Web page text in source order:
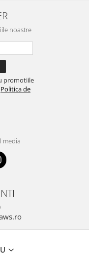
noastre
promotiile
Politica de
media